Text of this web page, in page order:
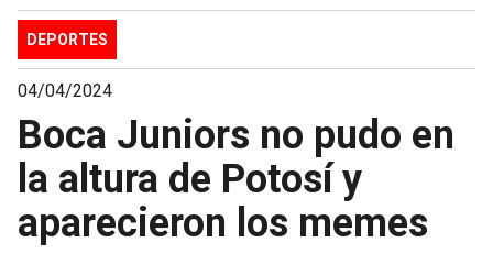
DEPORTES
04/04/2024
Boca Juniors no pudo en
la altura de Potosí y
aparecieron los memes